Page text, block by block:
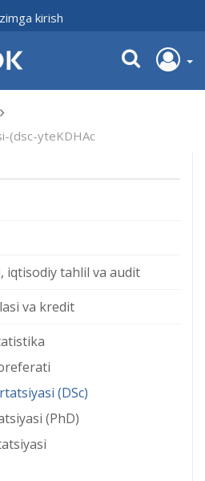
kirish
(dsc-yteKDHAc
iqtisodiy tahlil va audit
va kredit
(DSc)
(PhD)